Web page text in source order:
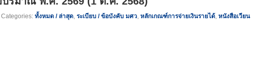
Categories: ทั้งหมด / ล่าสุด, ระเบียบ / ข้อบังคับ มศว, หลักเกณฑ์การจ่ายเงินรายได้, หนังสือเวียน